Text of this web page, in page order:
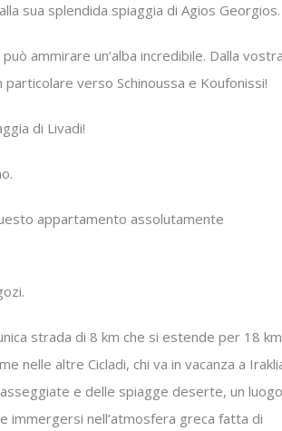
sua splendida spiaggia di Agios Georgios.
ammirare un’alba incredibile. Dalla vostra
verso Schinoussa e Koufonissi!
di Livadi!
appartamento assolutamente
strada di 8 km che si estende per 18 km
nelle altre Cicladi, chi va in vacanza a
e delle spiagge deserte, un luogo
immergersi nell’atmosfera greca fatta di